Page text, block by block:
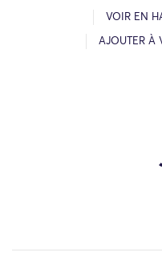
VOIR EN
AJOUTER À